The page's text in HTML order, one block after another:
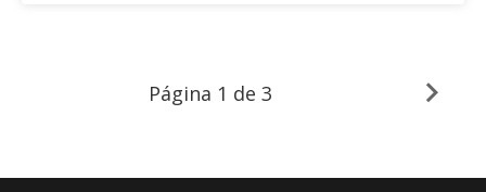
su vida que merecen ser señalados a los
Página 1 de 3